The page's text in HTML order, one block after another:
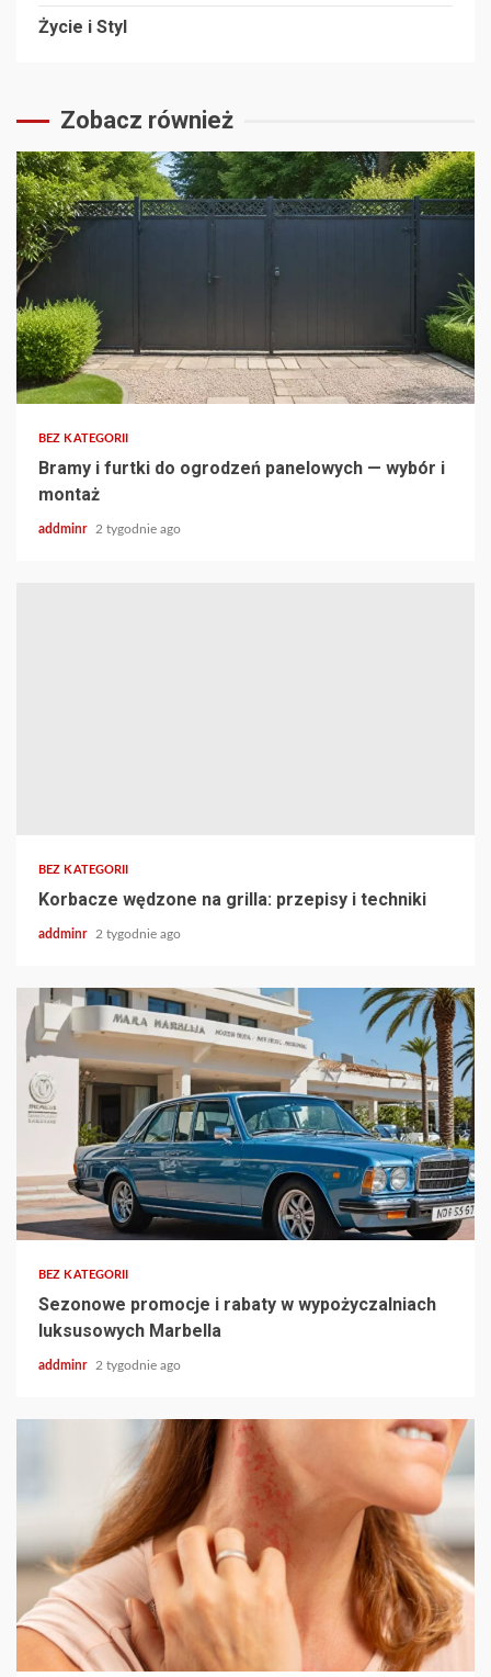
Życie i Styl
Zobacz również
BEZ KATEGORII
Bramy i furtki do ogrodzeń panelowych — wybór i
montaż
addminr 2 tygodnie ago
BEZ KATEGORII
Korbacze wędzone na grilla: przepisy i techniki
addminr 2 tygodnie ago
BEZ KATEGORII
Sezonowe promocje i rabaty w wypożyczalniach
luksusowych Marbella
addminr 2 tygodnie ago